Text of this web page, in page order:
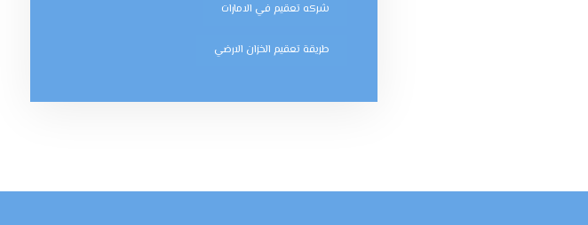
شركه تعقيم في الامارات
طريقة تعقيم الخزان الارضي